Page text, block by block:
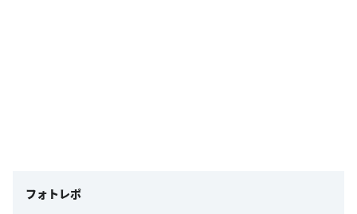
フォトレポ